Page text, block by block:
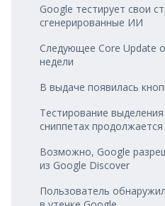
Google тестирует свои
сгенерированные ИИ
Следующее Core Update
недели
В выдаче появилась
Тестирование
сниппетах продолжается
Возможно, Google
из Google Discover
Пользователь